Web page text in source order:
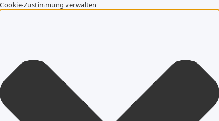
Cookie-Zustimmung verwalten